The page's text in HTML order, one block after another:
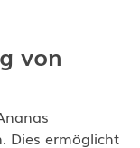
von
Dies ermöglicht